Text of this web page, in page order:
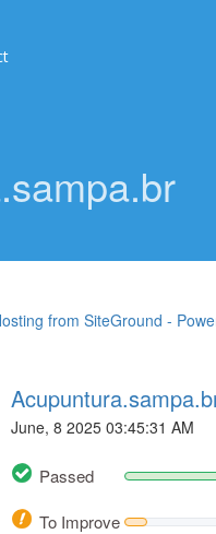
June, 8 2025 03:45:31 AM
Passed
To Improve